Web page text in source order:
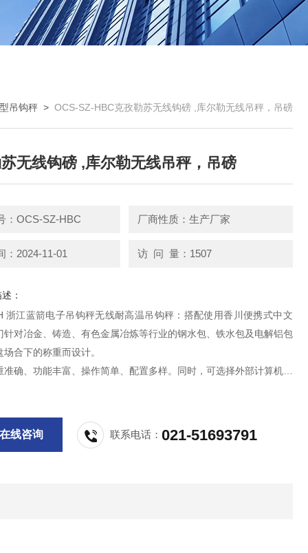
吊钩秤 > OCS-SZ-HBC克孜勒苏无线钩磅 ,库尔勒无线吊秤，吊磅
无线钩磅 ,库尔勒无线吊秤，吊磅
：OCS-SZ-HBC 厂商性质：生产厂家
：2024-11-01 访 问 量：1507
：
浙江蓝箭电子吊钩秤无线耐高温吊钩秤：搭配使用香川便携式中文
针对冶金、铸造、有色金属冶炼等行业的钢水包、铁水包及电解铝包
合下的称重而设计。
准确、功能丰富、操作简单、配置多样。同时，可选择外部计算机、
线咨询 联系电话：021-51693791